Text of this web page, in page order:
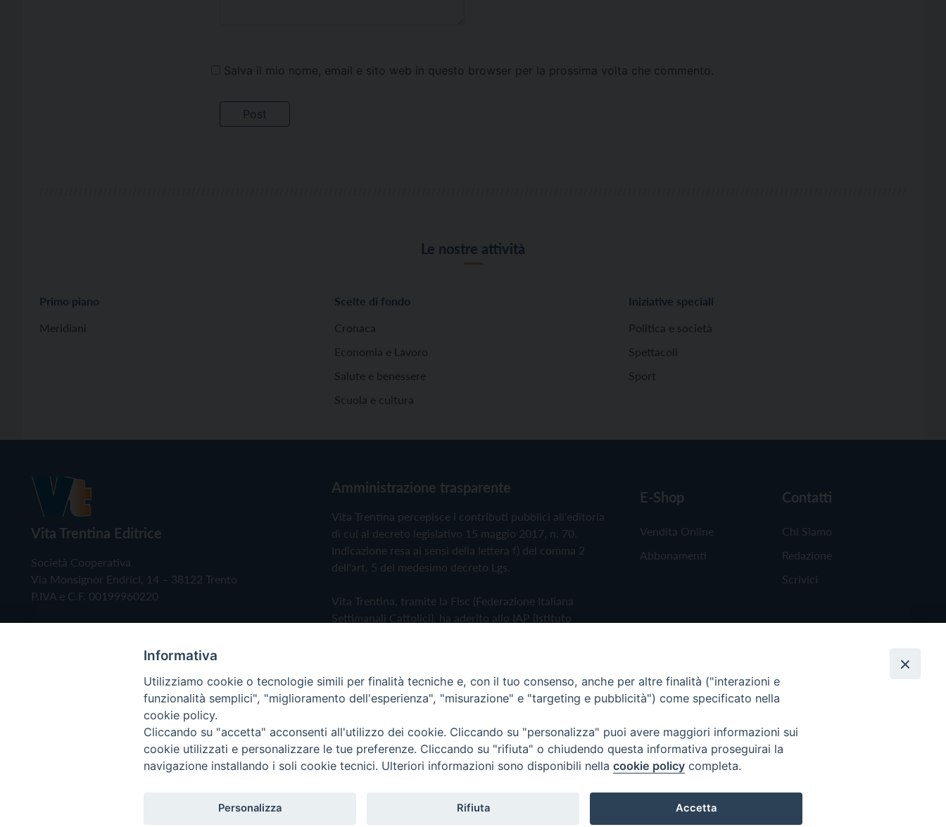
Salva il mio nome, email e sito web in questo browser per la prossima volta che commento.
Le nostre attività
Primo piano
Meridiani
Scelte di fondo
Cronaca
Economia e Lavoro
Salute e benessere
Scuola e cultura
Iniziative speciali
Politica e società
Spettacoli
Sport
Vita Trentina Editrice
Società Cooperativa
Via Monsignor Endrici, 14 – 38122 Trento
P.IVA e C.F. 00199960220
Amministrazione trasparente
Vita Trentina percepisce i contributi pubblici all'editoria
di cui al decreto legislativo 15 maggio 2017, n. 70.
Indicazione resa ai sensi della lettera f) del comma 2
dell'art. 5 del medesimo decreto Lgs.
Vita Trentina, tramite la Fisc (Federazione Italiana
Settimanali Cattolici), ha aderito allo IAP (Istituto
Privacy Policy Cookie Policy
E-Shop
Vendita Online
Abbonamenti
Contatti
Chi Siamo
Redazione
Scrivici
Copyright © 2019 - Tutti i diritti riservati - Vita Trentina Editrice
Informativa
Utilizziamo cookie o tecnologie simili per finalità tecniche e, con il tuo consenso, anche per altre finalità ("interazioni e
funzionalità semplici", "miglioramento dell'esperienza", "misurazione" e "targeting e pubblicità") come specificato nella
cookie policy.
Cliccando su "accetta" acconsenti all'utilizzo dei cookie. Cliccando su "personalizza" puoi avere maggiori informazioni sui
cookie utilizzati e personalizzare le tue preferenze. Cliccando su "rifiuta" o chiudendo questa informativa proseguirai la
navigazione installando i soli cookie tecnici. Ulteriori informazioni sono disponibili nella cookie policy completa.
Personalizza Rifiuta Accetta